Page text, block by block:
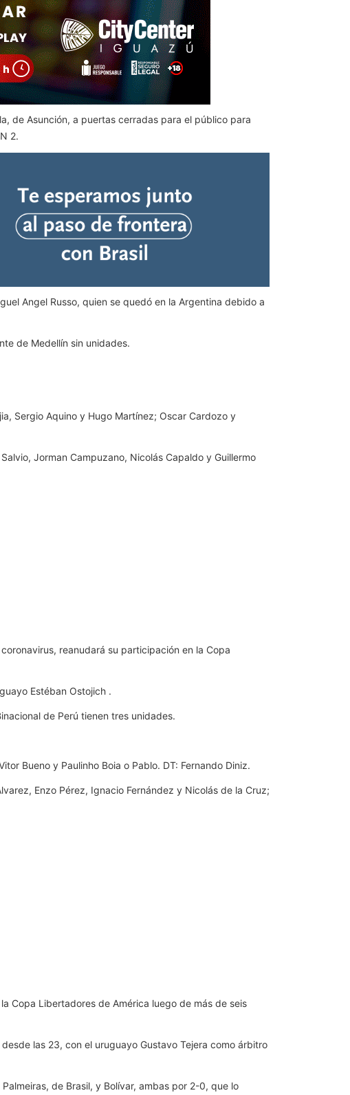
de Asunción, a puertas cerradas para el público para
2.
Angel Russo, quien se quedó en la Argentina debido a
de Medellín sin unidades.
Sergio Aquino y Hugo Martínez; Oscar Cardozo y
Jorman Campuzano, Nicolás Capaldo y Guillermo
reanudará su participación en la Copa
Estéban Ostojich .
de Perú tienen tres unidades.
Bueno y Paulinho Boia o Pablo. DT: Fernando Diniz.
Enzo Pérez, Ignacio Fernández y Nicolás de la Cruz;
Copa Libertadores de América luego de más de seis
las 23, con el uruguayo Gustavo Tejera como árbitro
de Brasil, y Bolívar, ambas por 2-0, que lo